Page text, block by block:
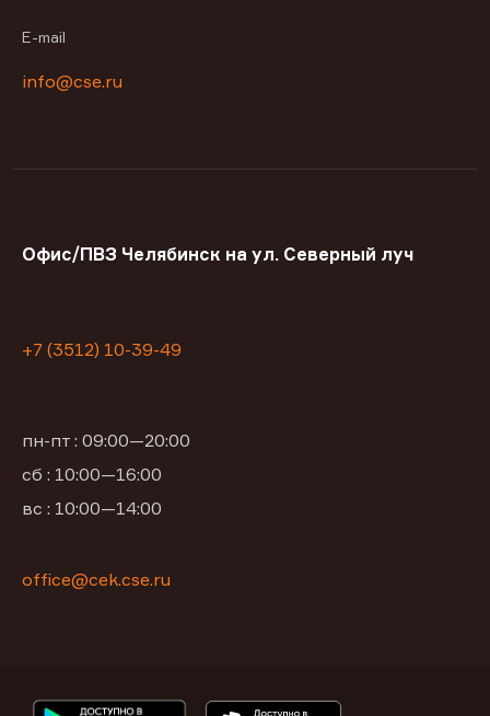
E-mail
info@cse.ru
Офис/ПВЗ Челябинск на ул. Северный луч
+7 (3512) 10-39-49
пн-пт : 09:00—20:00
сб : 10:00—16:00
вс : 10:00—14:00
office@cek.cse.ru